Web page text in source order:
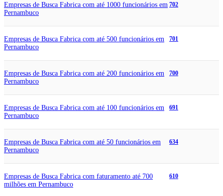
Empresas de Busca Fabrica com até 1000 funcionários em
Pernambuco
702
Empresas de Busca Fabrica com até 500 funcionários em
Pernambuco
701
Empresas de Busca Fabrica com até 200 funcionários em
Pernambuco
700
Empresas de Busca Fabrica com até 100 funcionários em
Pernambuco
691
Empresas de Busca Fabrica com até 50 funcionários em
Pernambuco
634
Empresas de Busca Fabrica com faturamento até 700
milhões em Pernambuco
610